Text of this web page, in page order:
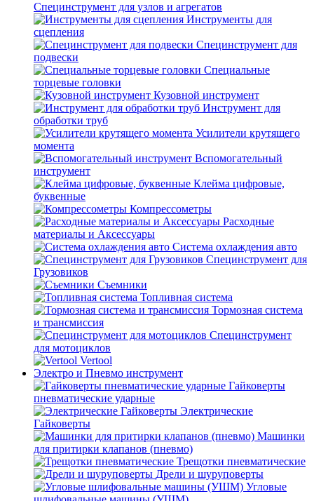
Специнструмент для узлов и агрегатов
Инструменты для
сцепления
Специнструмент для
подвески
Специальные
торцевые головки
Кузовной инструмент
Инструмент для
обработки труб
Усилители крутящего
момента
Вспомогательный
инструмент
Клейма цифровые,
буквенные
Компрессометры
Расходные
материалы и Аксессуары
Система охлаждения авто
Специнструмент для
Грузовиков
Съемники
Топливная система
Тормозная система
и трансмиссия
Специнструмент
для мотоциклов
Vertool
Электро и Пневмо инструмент
Гайковерты
пневматические ударные
Электрические
Гайковерты
Машинки
для притирки клапанов (пневмо)
Трещотки пневматические
Дрели и шуруповерты
Угловые